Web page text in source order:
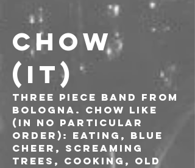
CHOW
(IT)
Three piece band from
Bologna. CHOW like
(in no particular
order): eating, Blue
Cheer, Screaming
Trees, cooking, old